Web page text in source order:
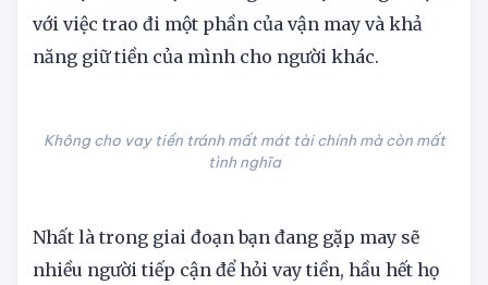
Khi bạn cho mượn tiền nghĩa là bạn đồng thuận
với việc trao đi một phần của vận may và khả